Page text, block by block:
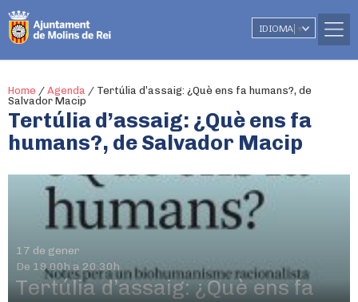
IDIOMA ▼
Home / Agenda / Tertúlia d’assaig: ¿Què ens fa humans?, de
Salvador Macip
Tertúlia d’assaig: ¿Què ens fa
humans?, de Salvador Macip
17 de gener
De 19.00h a 20.30h
Tertúlia d’assaig: ¿Què ens fa